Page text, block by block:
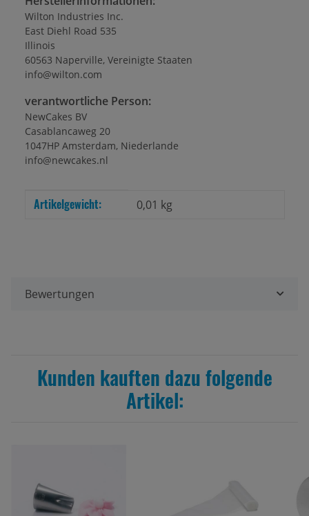
Wilton Industries Inc.
East Diehl Road 535
Illinois
60563 Naperville, Vereinigte Staaten
info@wilton.com
verantwortliche Person:
NewCakes BV
Casablancaweg 20
1047HP Amsterdam, Niederlande
info@newcakes.nl
Produkteigenschaft
Wert
Artikelgewicht: 0,01 kg
Bewertungen
Kunden kauften dazu folgende
Artikel: